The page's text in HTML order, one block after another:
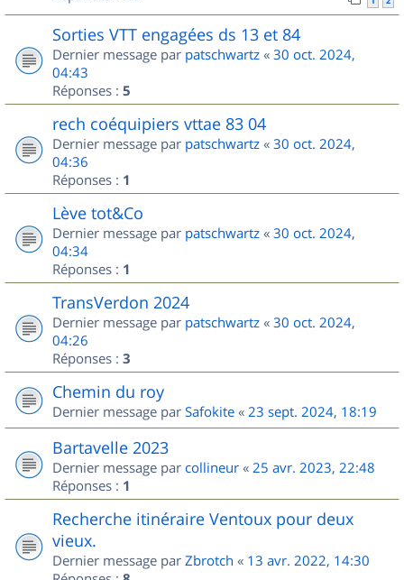
Sorties VTT engagées ds 13 et 84
Dernier message par patschwartz « 30 oct. 2024,
04:43
Réponses : 5
rech coéquipiers vttae 83 04
Dernier message par patschwartz « 30 oct. 2024,
04:36
Réponses : 1
Lève tot&Co
Dernier message par patschwartz « 30 oct. 2024,
04:34
Réponses : 1
TransVerdon 2024
Dernier message par patschwartz « 30 oct. 2024,
04:26
Réponses : 3
Chemin du roy
Dernier message par Safokite « 23 sept. 2024, 18:19
Bartavelle 2023
Dernier message par collineur « 25 avr. 2023, 22:48
Réponses : 1
Recherche itinéraire Ventoux pour deux
vieux.
Dernier message par Zbrotch « 13 avr. 2022, 14:30